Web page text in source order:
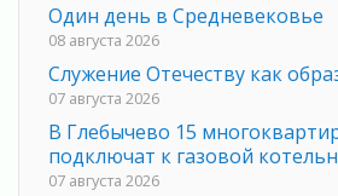
Один день в Средневековье
08 августа 2026
Служение Отечеству как
07 августа 2026
В Глебычево 15
подключат к газовой
07 августа 2026